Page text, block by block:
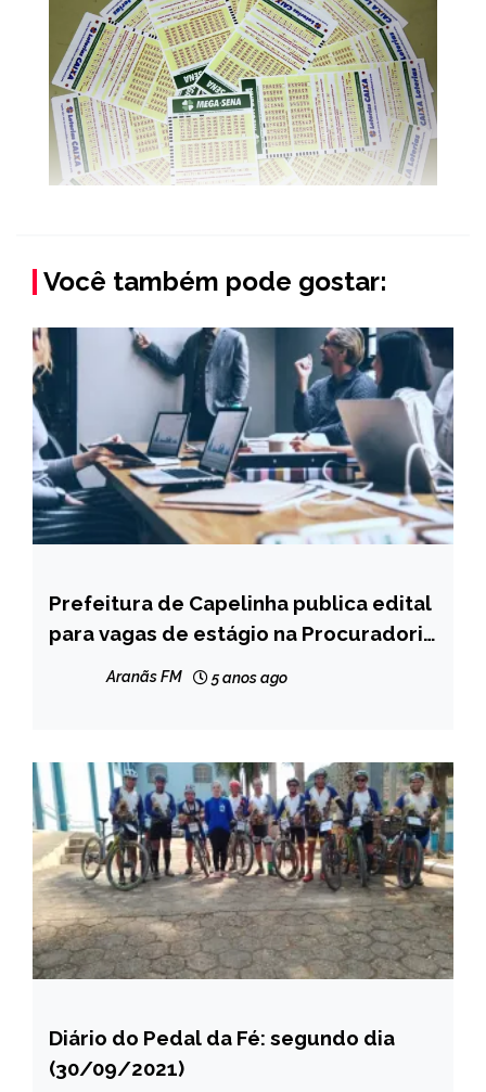
Você também pode gostar:
CAPELINHA
NOTÍCIAS
Prefeitura de Capelinha publica edital
para vagas de estágio na Procuradoria
Aranãs FM 5 anos ago
CAPELINHA
NOTÍCIAS
Diário do Pedal da Fé: segundo dia
(30/09/2021)